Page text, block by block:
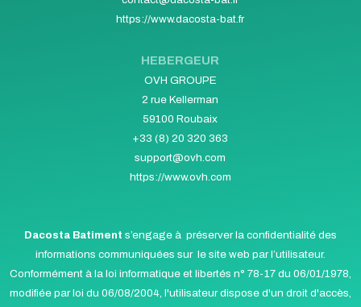
https://www.dacosta-bat.fr
HEBERGEUR
OVH GROUPE
2 rue Kellerman
59100 Roubaix
+33 (8) 20 320 363
support@ovh.com
https://www.ovh.com
Dacosta Batiment s’engage à préserver la confidentialité des
informations communiquées sur le site web par l’utilisateur.
Conformément à la loi informatique et libertés n° 78-17 du 06/01/1978,
modifiée par loi du 06/08/2004, l'utilisateur dispose d'un droit d'accès,